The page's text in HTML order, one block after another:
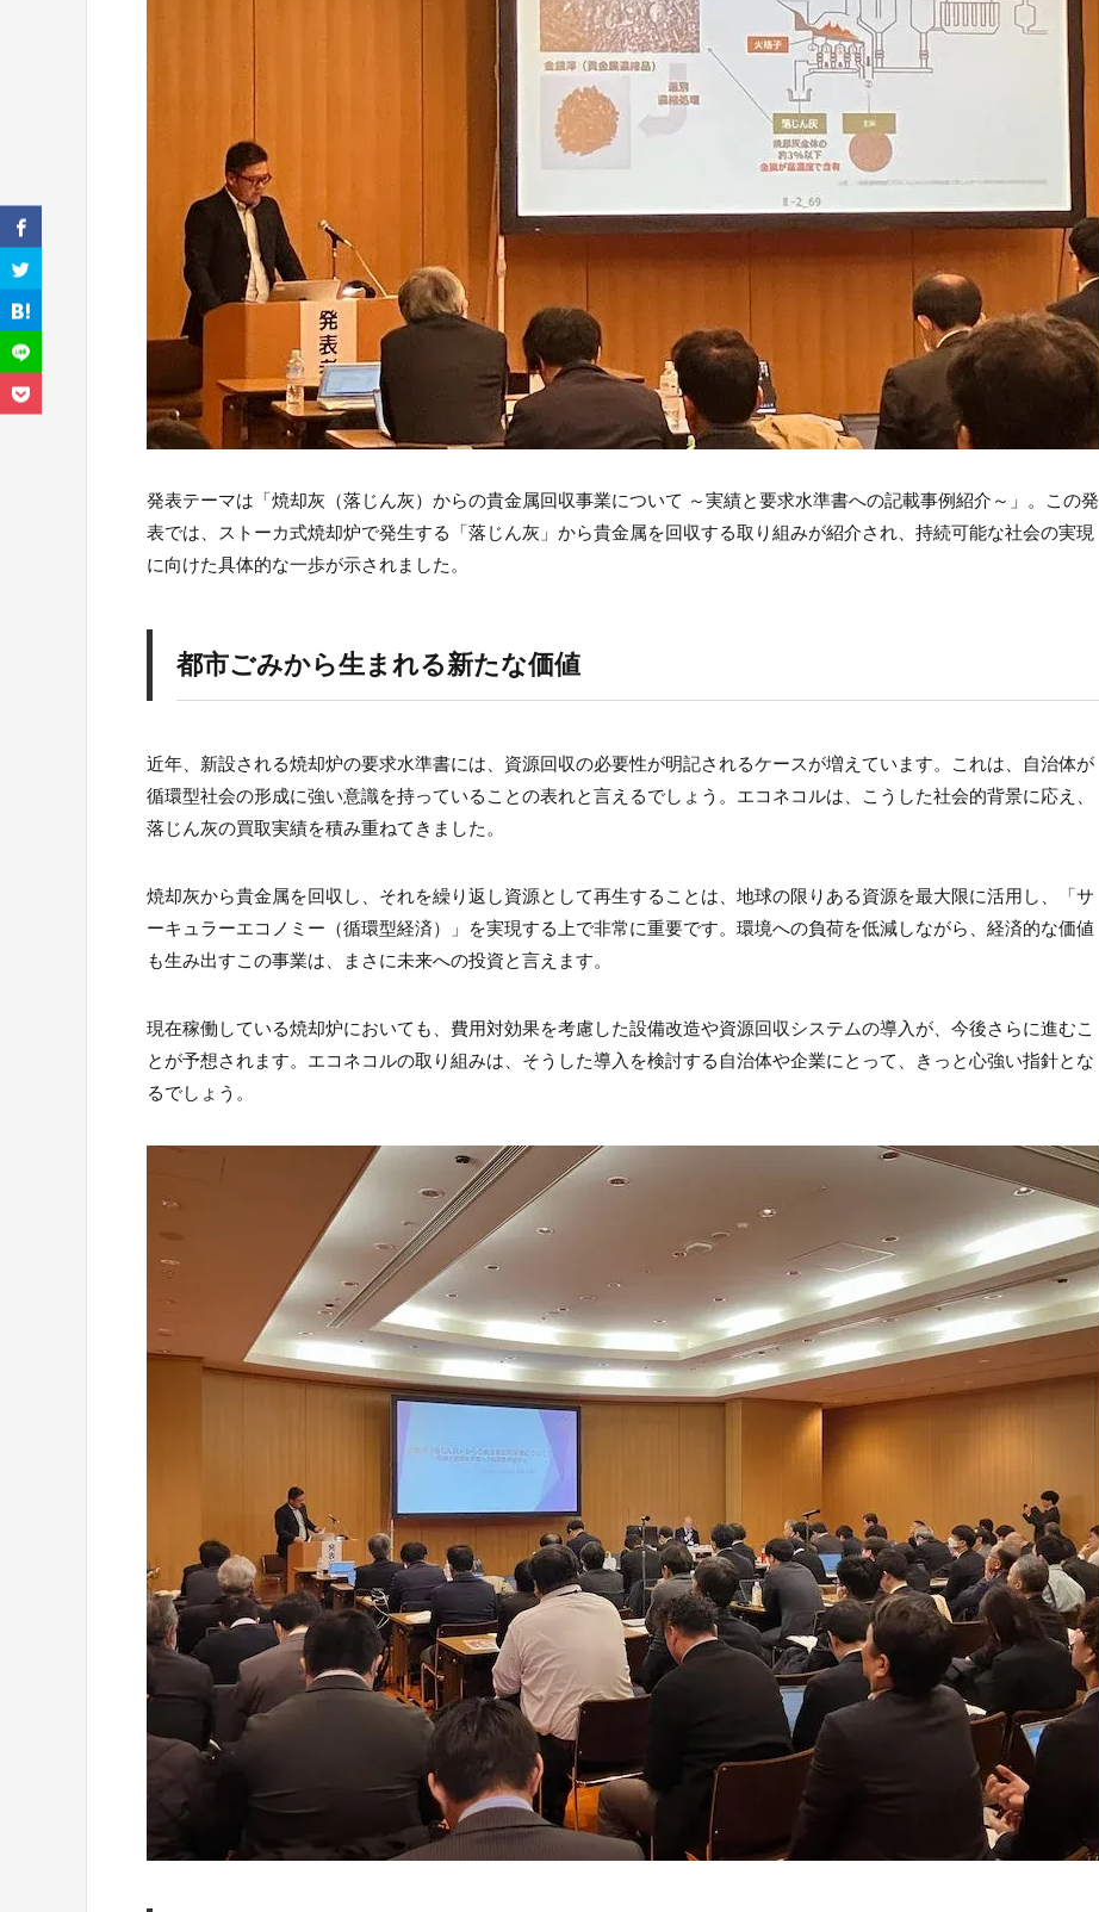
発表テーマは「焼却灰（落じん灰）からの貴金属回収事業について ～実績と要求水準書への記載事例紹介～」。この発
表では、ストーカ式焼却炉で発生する「落じん灰」から貴金属を回収する取り組みが紹介され、持続可能な社会の実現
に向けた具体的な一歩が示されました。
都市ごみから生まれる新たな価値
近年、新設される焼却炉の要求水準書には、資源回収の必要性が明記されるケースが増えています。これは、自治体が
循環型社会の形成に強い意識を持っていることの表れと言えるでしょう。エコネコルは、こうした社会的背景に応え、
落じん灰の買取実績を積み重ねてきました。
焼却灰から貴金属を回収し、それを繰り返し資源として再生することは、地球の限りある資源を最大限に活用し、「サ
ーキュラーエコノミー（循環型経済）」を実現する上で非常に重要です。環境への負荷を低減しながら、経済的な価値
も生み出すこの事業は、まさに未来への投資と言えます。
現在稼働している焼却炉においても、費用対効果を考慮した設備改造や資源回収システムの導入が、今後さらに進むこ
とが予想されます。エコネコルの取り組みは、そうした導入を検討する自治体や企業にとって、きっと心強い指針とな
るでしょう。